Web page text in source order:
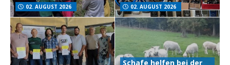
02. AUGUST 2026 02. AUGUST 2026
Schafe helfen bei der